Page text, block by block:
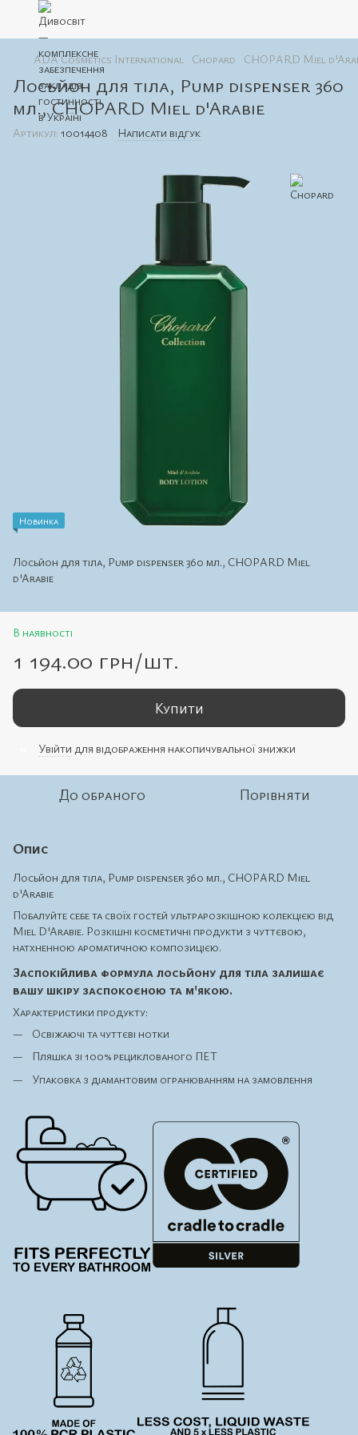
ADA Cosmetics International Chopard CHOPARD Miel
Лосьйон для тіла, Pump dispenser 360
мл., CHOPARD Miel d'Arabie
Артикул: 10014408 Написати відгук
Новинка
Лосьйон для тіла, Pump dispenser 360 мл., CHOPARD Miel
d'Arabie
В наявності
1 194.00 грн/шт.
Купити
Увійти для відображення накопичувальної знижки
До обраного Порівняти
Опис
Лосьйон для тіла, Pump dispenser 360 мл., CHOPARD Miel
d'Arabie
Побалуйте себе та своїх гостей ультрарозкішною колекцією від
Miel D'Arabie. Розкішні косметичні продукти з чуттєвою,
натхненною ароматичною композицією.
Заспокійлива формула лосьйону для тіла залишає
вашу шкіру заспокоєною та м'якою.
Характеристики продукту:
Освіжаючі та чуттєві нотки
Пляшка зі 100% рециклованого ПЕТ
Упаковка з діамантовим огранюванням на замовлення